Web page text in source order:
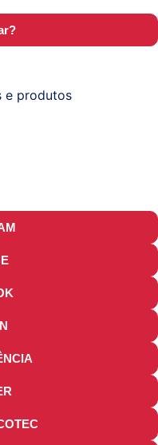
e produtos